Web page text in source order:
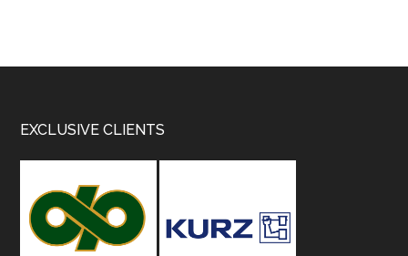
Footer
EXCLUSIVE CLIENTS